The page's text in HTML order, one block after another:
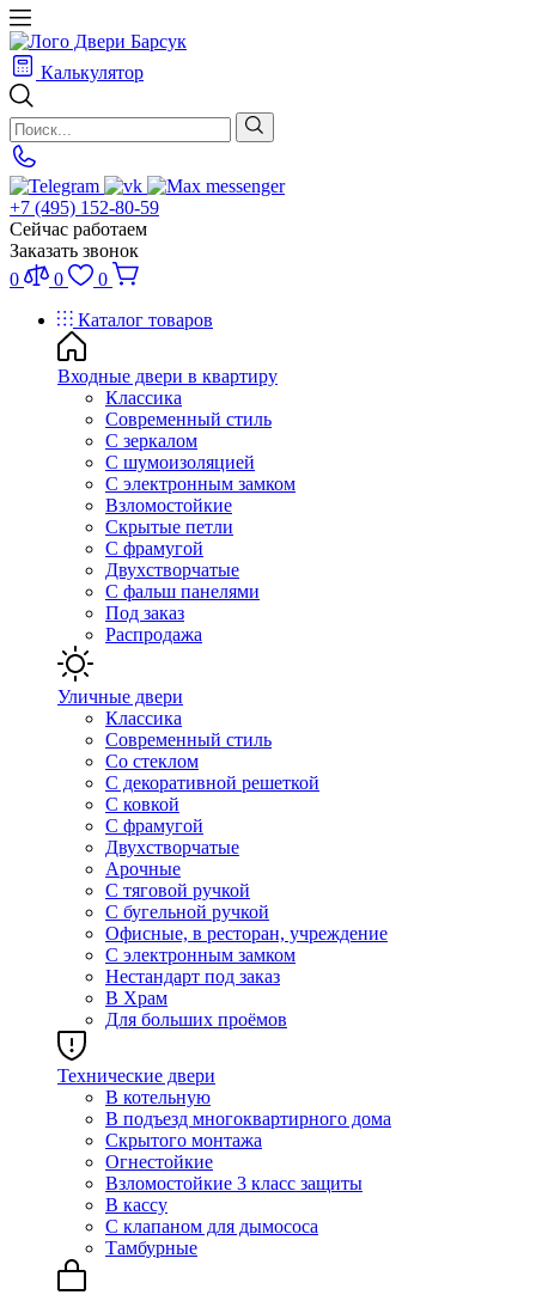
Калькулятор
+7 (495) 152-80-59
Сейчас работаем
Заказать звонок
0
0
0
Каталог товаров
Входные двери в квартиру
Классика
Современный стиль
С зеркалом
С шумоизоляцией
С электронным замком
Взломостойкие
Скрытые петли
С фрамугой
Двухстворчатые
С фальш панелями
Под заказ
Распродажа
Уличные двери
Классика
Современный стиль
Со стеклом
С декоративной решеткой
С ковкой
С фрамугой
Двухстворчатые
Арочные
С тяговой ручкой
С бугельной ручкой
Офисные, в ресторан, учреждение
С электронным замком
Нестандарт под заказ
В Храм
Для больших проёмов
Технические двери
В котельную
В подъезд многоквартирного дома
Скрытого монтажа
Огнестойкие
Взломостойкие 3 класс защиты
В кассу
С клапаном для дымососа
Тамбурные